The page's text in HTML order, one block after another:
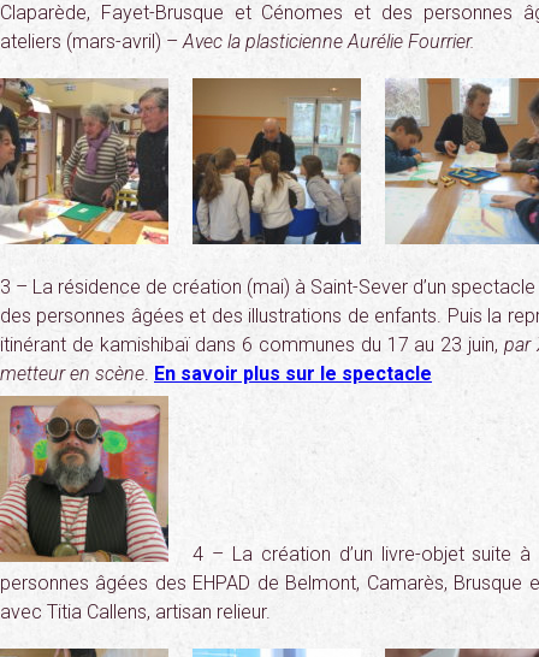
Claparède, Fayet-Brusque et Cénomes et des personnes
ateliers (mars-avril) –Avec la plasticienne Aurélie Fourrier.
3 – La résidence de création (mai) à Saint-Sever d’un
des personnes âgées et des illustrations de enfants. Puis la
itinérant de kamishibaï dans 6 communes du 17 au 23 juin,par
metteur en scène. En savoir plus sur le spectacle
4 – La création d’un livre-objet suite
personnes âgées des EHPAD de Belmont, Camarès, Brusque
avec Titia Callens, artisan relieur.